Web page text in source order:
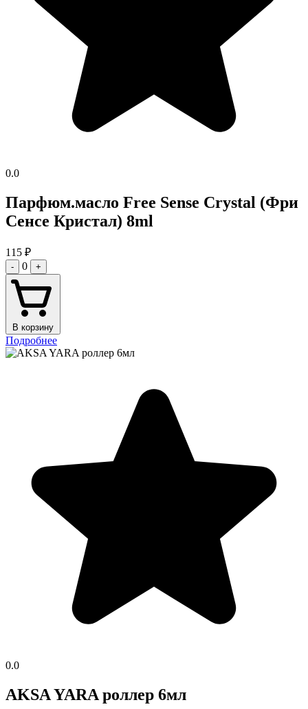
0.0
Парфюм.масло Free Sense Crystal (Фри
Сенсе Кристал) 8ml
115 ₽
- 0 +
В корзину
Подробнее
0.0
AKSA YARA роллер 6мл